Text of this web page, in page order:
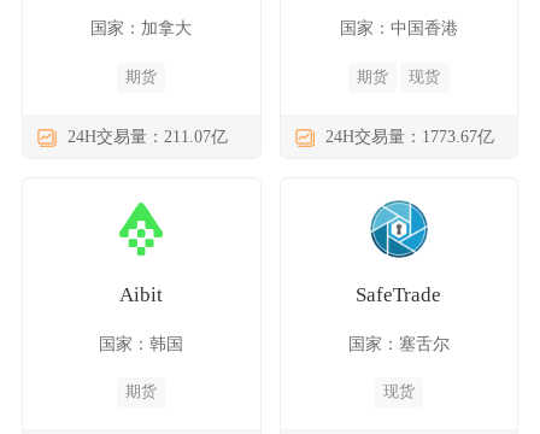
国家：加拿大
期货
24H交易量：211.07亿
国家：中国香港
期货 现货
24H交易量：1773.67亿
Aibit
国家：韩国
期货
SafeTrade
国家：塞舌尔
现货